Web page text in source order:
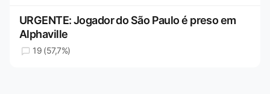
URGENTE: Jogador do São Paulo é preso em
Alphaville
19 (57,7%)